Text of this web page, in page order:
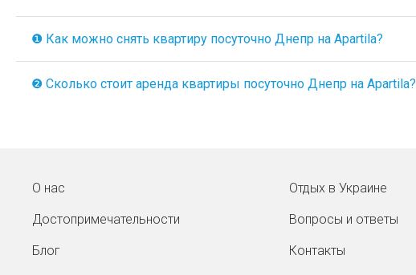
❶ Как можно снять квартиру посуточно Днепр на Apartila?
❷ Сколько стоит аренда квартиры посуточно Днепр на Apartila?
О нас
Достопримечательности
Блог
Отдых в Украине
Вопросы и ответы
Контакты